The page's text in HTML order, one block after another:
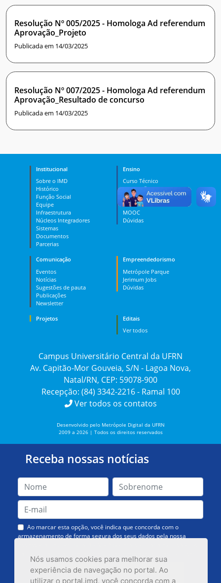
Nós usamos cookies para melhorar sua
experiência de navegação no portal. Ao
utilizar o portal.imd, você concorda com a
Resolução Nº 005/2025 - Homologa Ad referendum
Aprovação_Projeto
Publicada em 14/03/2025
Resolução Nº 007/2025 - Homologa Ad referendum
Aprovação_Resultado de concurso
Publicada em 14/03/2025
Institucional
Sobre o IMD
Histórico
Função Social
Equipe
Infraestrutura
Núcleos Integradores
Sistemas
Documentos
Parcerias
Ensino
Curso Técnico
Graduação
Pós-graduação
PES
MOOC
Dúvidas
Comunicação
Eventos
Notícias
Sugestões de pauta
Publicações
Newsletter
Empreendedorismo
Metrópole Parque
Jerimum Jobs
Dúvidas
Projetos
Editais
Ver todos
Campus Universitário Central da UFRN
Av. Capitão-Mor Gouveia, S/N - Lagoa Nova,
Natal/RN, CEP: 59078-900
Recepção: (84) 3342-2216 - Ramal 100
Ver todos os contatos
Desenvolvido pelo Metrópole Digital da UFRN
2009 a 2026 | Todos os direitos reservados
Receba nossas notícias
Ao marcar esta opção, você indica que concorda com o
armazenamento de forma segura dos seus dados pela nossa